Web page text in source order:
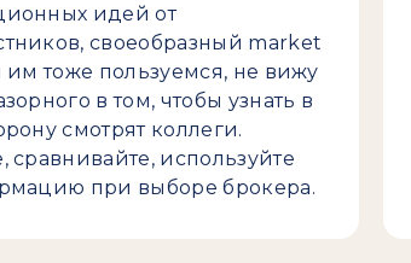
идей от
своеобразный market
тоже пользуемся, не вижу
в том, чтобы узнать в
смотрят коллеги.
сравнивайте, используйте
при выборе брокера.